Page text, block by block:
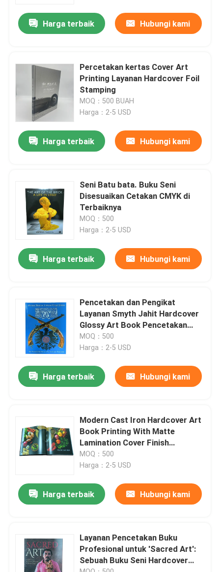
Produk
video
Tentang kami
Hubungi kami
Permintaan Penawaran
Percetakan Buku Meja Kopi
Pencetakan Kartu Tarot
Harga terbaik Hubungi kami
Percetakan kertas Cover Art
Printing Layanan Hardcover Foil
Stamping
MOQ：500 BUAH
Harga：2-5 USD
Harga terbaik Hubungi kami
Seni Batu bata. Buku Seni
Disesuaikan Cetakan CMYK di
Terbaiknya
MOQ：500
Harga：2-5 USD
Harga terbaik Hubungi kami
Pencetakan dan Pengikat
Layanan Smyth Jahit Hardcover
Glossy Art Book Pencetakan
untuk Jerman Austria dan Swiss
Target Pistol
MOQ：500
Harga：2-5 USD
Harga terbaik Hubungi kami
Modern Cast Iron Hardcover Art
Book Printing With Matte
Lamination Cover Finish
Hardcover Book Printing
Layanan
MOQ：500
Harga：2-5 USD
Harga terbaik Hubungi kami
Layanan Pencetakan Buku
Profesional untuk 'Sacred Art':
Sebuah Buku Seni Hardcover